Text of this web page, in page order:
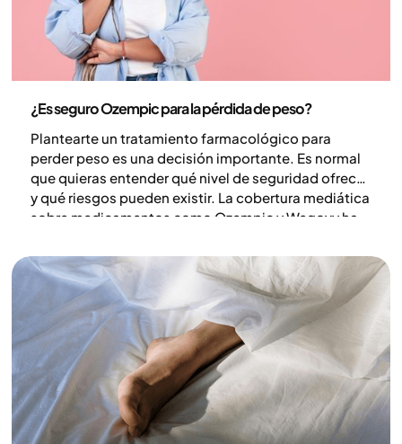
¿Es seguro Ozempic para la pérdida de peso?
Plantearte un tratamiento farmacológico para
perder peso es una decisión importante. Es normal
que quieras entender qué nivel de seguridad ofrece
y qué riesgos pueden existir. La cobertura mediática
sobre medicamentos como Ozempic y Wegovy ha
contradictoria. Para tomar una decisión bien
fundamentada, es clave apoyarse en evidencia
científica y en una valoración médica individual.